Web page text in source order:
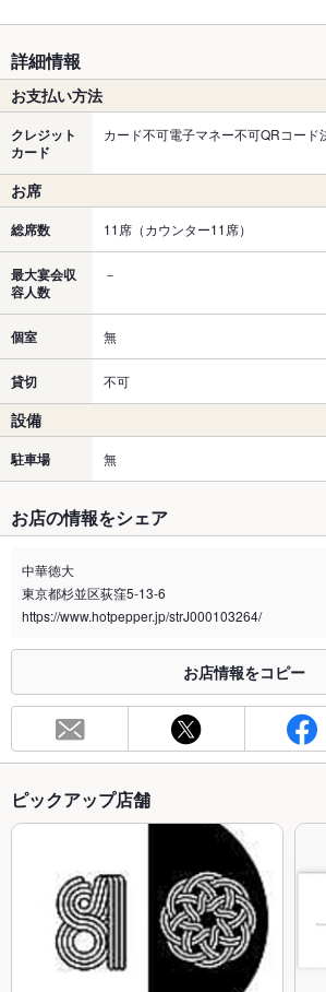
詳細情報
お支払い方法
クレジット
カード
カード不可電子マネー不可QRコード
お席
総席数 11席（カウンター11席）
最大宴会収
容人数
－
個室 無
貸切 不可
設備
駐車場 無
お店の情報をシェア
中華徳大
東京都杉並区荻窪5-13-6
https://www.hotpepper.jp/strJ000103264/
お店情報をコピー
ピックアップ店舗